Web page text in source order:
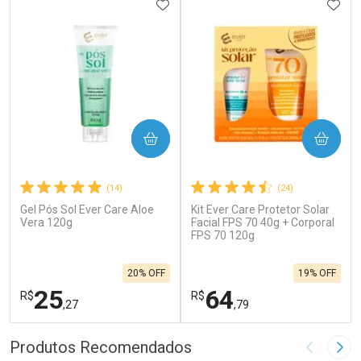
(14)
Gel Pós Sol Ever Care Aloe
Vera 120g
R$25,27
20% OFF
ADICIONAR AOS FAVORITOS
COMPRAR
FECHAR
FECHAR
(24)
Kit Ever Care Protetor Solar
Facial FPS 70 40g + Corporal
FPS 70 120g
R$64,79
19% OFF
COMPRAR
Produtos Recomendados Imagem